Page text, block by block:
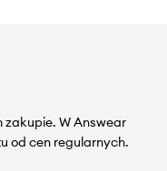
zakupie. W Answear
od cen regularnych.